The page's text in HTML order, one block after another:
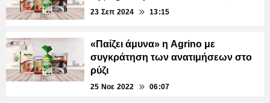
23 Σεπ 2024 13:15
«Παίζει άμυνα» η Agrino με
συγκράτηση των ανατιμήσεων στο
ρύζι
25 Νοε 2022 06:07